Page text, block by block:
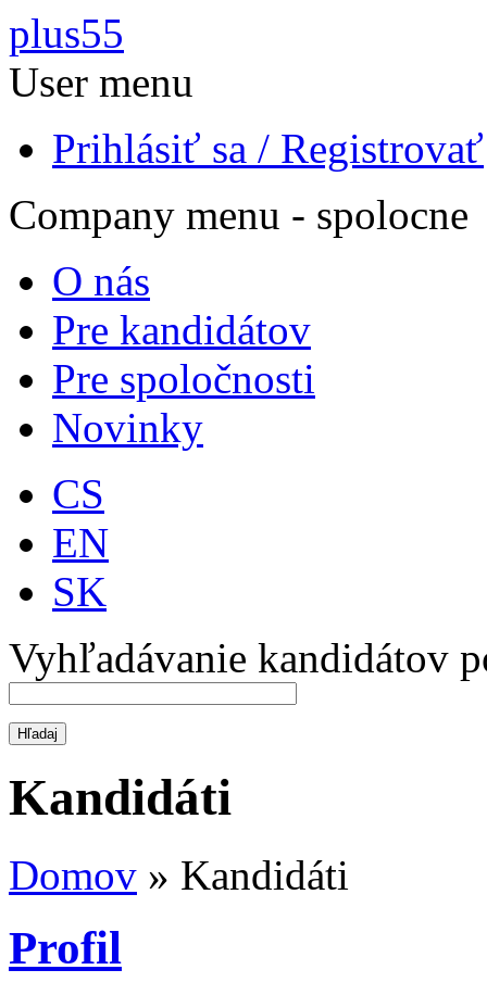
Skočiť na hlavný obsah
plus55
User menu
Prihlásiť sa / Registrovať
Company menu - spolocne
O nás
Pre kandidátov
Pre spoločnosti
Novinky
CS
EN
SK
Vyhľadávanie kandidátov
Kandidáti
Domov » Kandidáti
Profil